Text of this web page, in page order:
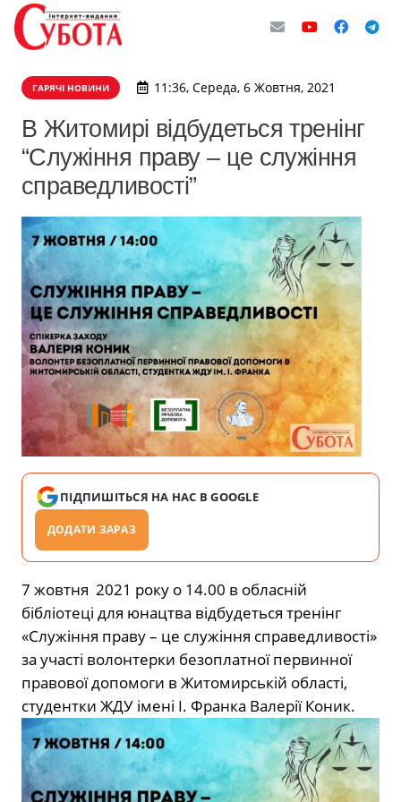
ГАРЯЧІ НОВИНИ 11:36, Середа, 6 Жовтня, 2021
В Житомирі відбудеться тренінг
“Служіння праву – це служіння
справедливості”
ПІДПИШІТЬСЯ НА НАС В GOOGLE
ДОДАТИ ЗАРАЗ
7 жовтня 2021 року о 14.00 в обласній
бібліотеці для юнацтва відбудеться тренінг
«Служіння праву – це служіння справедливості»
за участі волонтерки безоплатної первинної
правової допомоги в Житомирській області,
студентки ЖДУ імені І. Франка Валерії Коник.